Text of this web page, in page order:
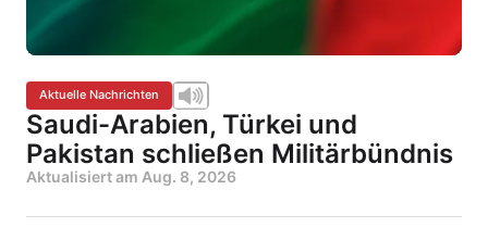
Aktuelle Nachrichten
Saudi-Arabien, Türkei und
Pakistan schließen Militärbündnis
Aktualisiert am Aug. 8, 2026